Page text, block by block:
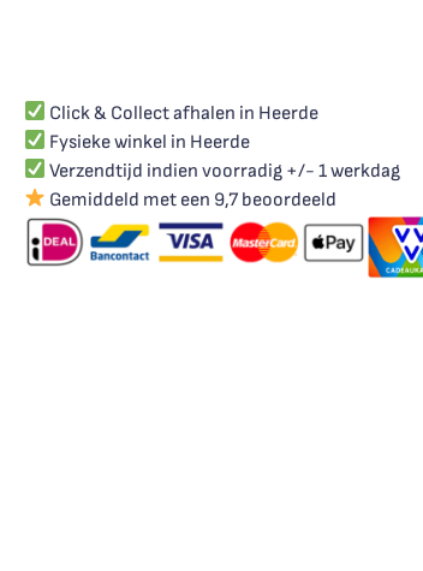
Click & Collect afhalen in Heerde
Fysieke winkel in Heerde
Verzendtijd indien voorradig +/- 1 werkdag
Gemiddeld met een 9,7 beoordeeld